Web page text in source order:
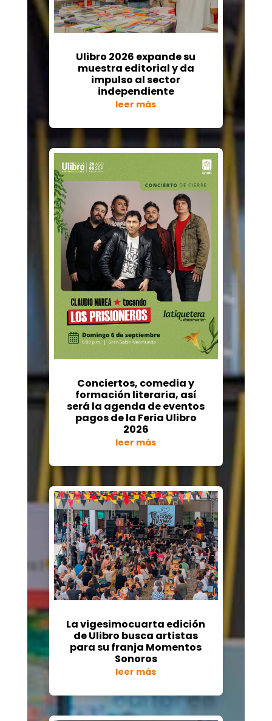
Ulibro 2026 expande su
muestra editorial y da
impulso al sector
independiente
leer más
Conciertos, comedia y
formación literaria, así
será la agenda de eventos
pagos de la Feria Ulibro
2026
leer más
La vigesimocuarta edición
de Ulibro busca artistas
para su franja Momentos
Sonoros
leer más